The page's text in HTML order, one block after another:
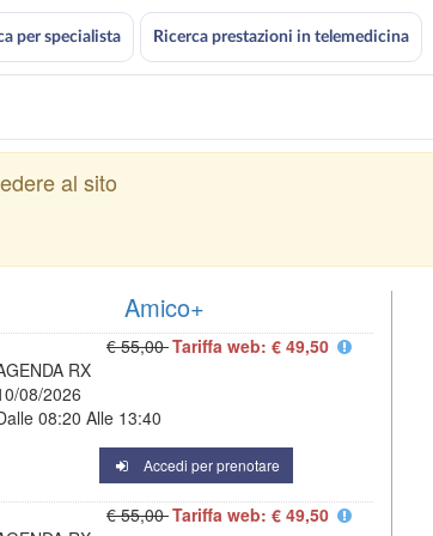
per specialista Ricerca prestazioni in telemedicina
al sito
Amico+
€ 55,00Tariffa web: € 49,50
RX
08/2026
08:20 Alle 13:40
Accedi per prenotare
€ 55,00Tariffa web: € 49,50